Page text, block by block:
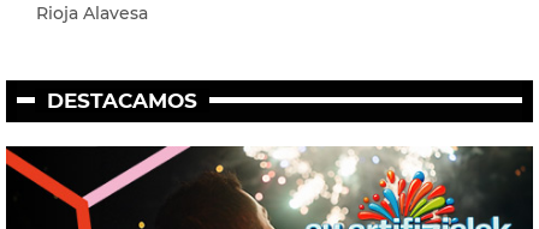
Rioja Alavesa
DESTACAMOS